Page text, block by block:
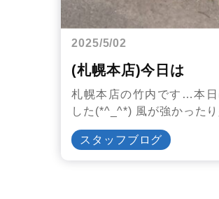
2025/5/02
(札幌本店)今日は
札幌本店の竹内です…本
した(*^_^*) 風が強かった
スタッフブログ